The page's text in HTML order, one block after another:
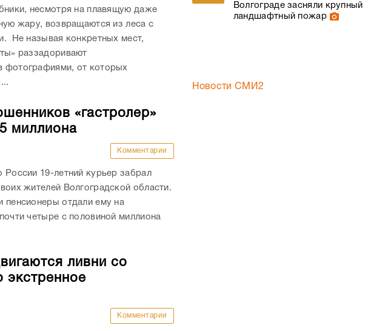
несмотря на плавящую даже
жару, возвращаются из леса с
Не называя конкретных мест,
раззадоривают
фотографиями, от которых
«гастролер»
миллиона
Комментарии
России 19-летний курьер забрал
жителей Волгоградской области.
пенсионеры отдали ему на
четыре с половиной миллиона
ливни со
Комментарии
Волгограде засняли крупный
ландшафтный пожар
Новости СМИ2